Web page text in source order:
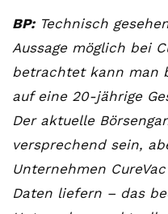
BP:Technisch
Aussage möglich bei
betrachtet kann man
auf eine 20-jährige
Der aktuelle
versprechend sein,
Unternehmen
Daten liefern – das